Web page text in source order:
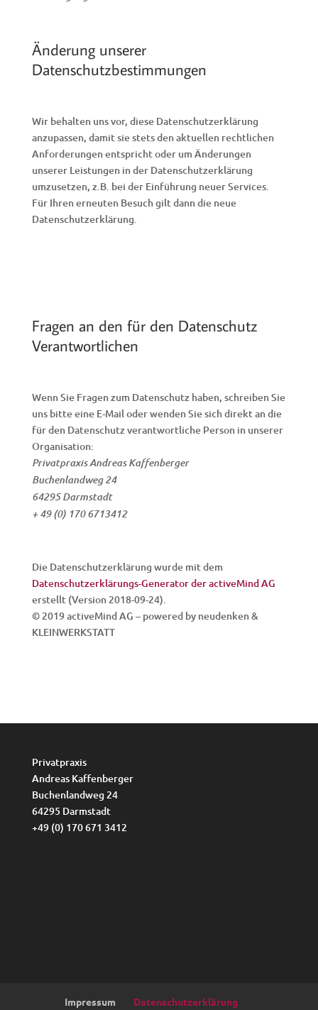
Änderung unserer
Datenschutzbestimmungen
Wir behalten uns vor, diese Datenschutzerklärung
anzupassen, damit sie stets den aktuellen rechtlichen
Anforderungen entspricht oder um Änderungen
unserer Leistungen in der Datenschutzerklärung
umzusetzen, z.B. bei der Einführung neuer Services.
Für Ihren erneuten Besuch gilt dann die neue
Datenschutzerklärung.
Fragen an den für den Datenschutz
Verantwortlichen
Wenn Sie Fragen zum Datenschutz haben, schreiben Sie
uns bitte eine E-Mail oder wenden Sie sich direkt an die
für den Datenschutz verantwortliche Person in unserer
Organisation:
Privatpraxis Andreas Kaffenberger
Buchenlandweg 24
64295 Darmstadt
+ 49 (0) 170 6713412
Die Datenschutzerklärung wurde mit dem
Datenschutzerklärungs-Generator der activeMind AG
erstellt (Version 2018-09-24).
© 2019 activeMind AG – powered by neudenken &
KLEINWERKSTATT
Privatpraxis
Andreas Kaffenberger
Buchenlandweg 24
64295 Darmstadt
+49 (0) 170 671 3412
Impressum Datenschutzerklärung